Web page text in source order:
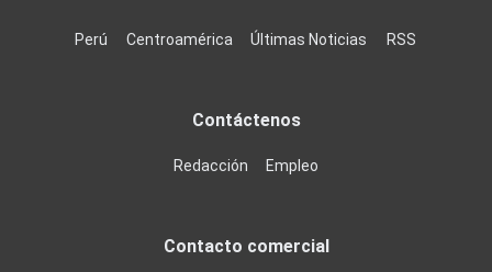
Perú Centroamérica Últimas Noticias RSS
Contáctenos
Redacción Empleo
Contacto comercial